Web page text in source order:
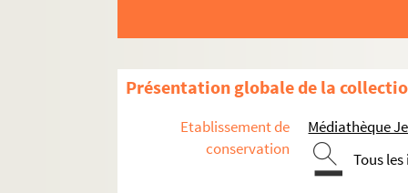
Présentation globale de la
Etablissement de
conservation
Médiathèque
Tous
Saint Jude
Saint Marc